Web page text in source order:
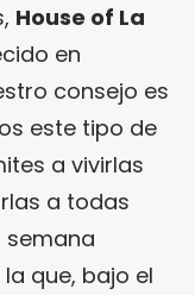
House of La
en
consejo es
este tipo de
a vivirlas
a todas
semana
la que, bajo el